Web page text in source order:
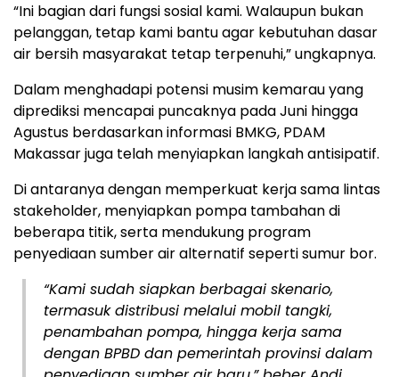
“Ini bagian dari fungsi sosial kami. Walaupun bukan
pelanggan, tetap kami bantu agar kebutuhan dasar
air bersih masyarakat tetap terpenuhi,” ungkapnya.
Dalam menghadapi potensi musim kemarau yang
diprediksi mencapai puncaknya pada Juni hingga
Agustus berdasarkan informasi BMKG, PDAM
Makassar juga telah menyiapkan langkah antisipatif.
Di antaranya dengan memperkuat kerja sama lintas
stakeholder, menyiapkan pompa tambahan di
beberapa titik, serta mendukung program
penyediaan sumber air alternatif seperti sumur bor.
“Kami sudah siapkan berbagai skenario,
termasuk distribusi melalui mobil tangki,
penambahan pompa, hingga kerja sama
dengan BPBD dan pemerintah provinsi dalam